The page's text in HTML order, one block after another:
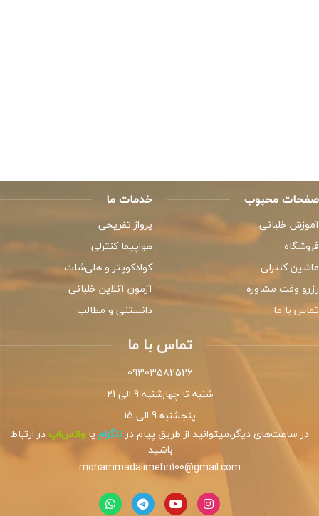
صفحات محبوب
آموزش خلبانی
فروشگاه
ماشین کنترلی
رزرو وقت مشاوره
تماس با ما
خدمات ما
پرواز تفریحی
هواپیما کنترلی
کوادکوپتر و هلی‌شات
آزمون آنلاین خلبانی
دانستنی و مطالب
تماس با ما
09303582526
شنبه تا چهارشنبه 9 الی 21
پنجشنبه 9 الی 15
در ساعت‌های دیگر،میتوانید از طریق پیام درتلگرام یاواتس‌اپدر ارتباط
باشید.
mohammadalimehri100@gmail.com